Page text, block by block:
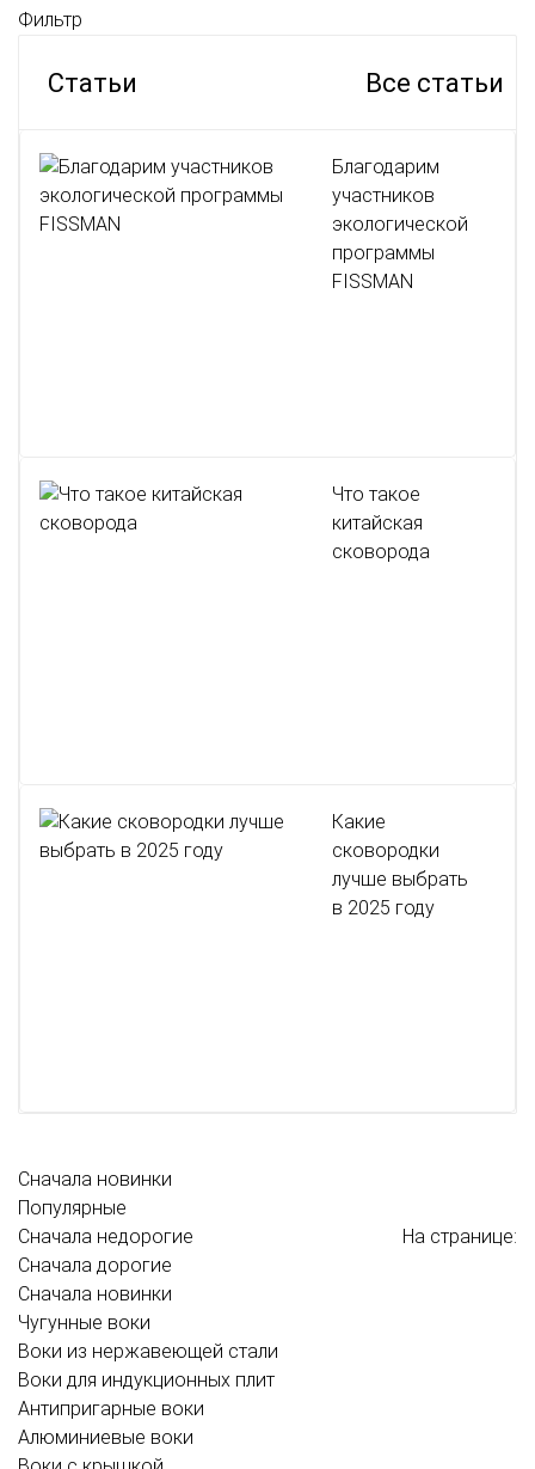
Фильтр
Статьи Все статьи
Благодарим
участников
экологической
программы
FISSMAN
Что такое
китайская
сковорода
Какие
сковородки
лучше выбрать
в 2025 году
Сначала новинки
Популярные
Сначала недорогие
Сначала дорогие
Сначала новинки
На странице:
Чугунные воки
Воки из нержавеющей стали
Воки для индукционных плит
Антипригарные воки
Алюминиевые воки